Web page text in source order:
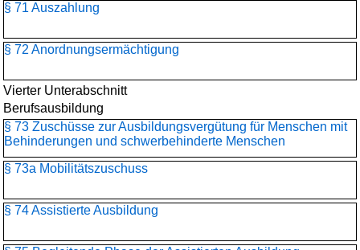
§ 71 Auszahlung
§ 72 Anordnungsermächtigung
Vierter Unterabschnitt
Berufsausbildung
§ 73 Zuschüsse zur Ausbildungsvergütung für Menschen mit
Behinderungen und schwerbehinderte Menschen
§ 73a Mobilitätszuschuss
§ 74 Assistierte Ausbildung